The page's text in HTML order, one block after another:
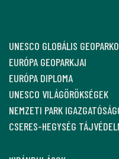
UNESCO GLOBÁLIS
EURÓPA GEOPARKJAI
EURÓPA DIPLOMA
UNESCO VILÁGÖRÖKSÉGEK
NEMZETI PARK
CSERES-HEGYSÉG